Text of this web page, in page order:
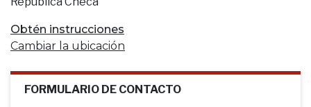
Obtén instrucciones
Cambiar la ubicación
FORMULARIO DE CONTACTO